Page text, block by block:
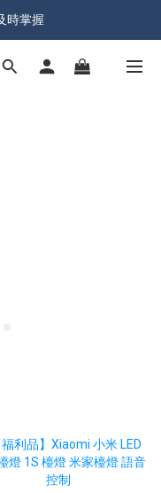
物滿＄599 免運
時掌握
物滿＄599 免運